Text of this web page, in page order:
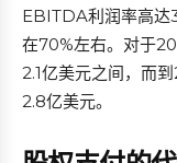
EBITDA利润率高达
在70%左右。对于
2.1亿美元之间，而
2.8亿美元。